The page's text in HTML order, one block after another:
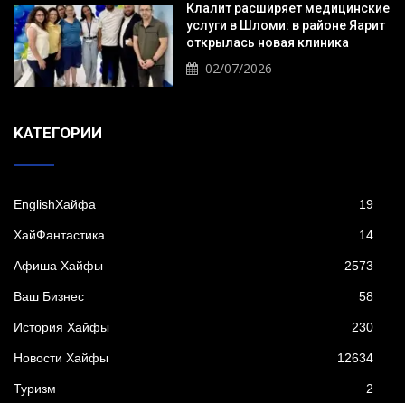
Клалит расширяет медицинские
услуги в Шломи: в районе Яарит
открылась новая клиника
02/07/2026
KАТЕГОРИИ
EnglishХайфа 19
XайФантастика 14
Афиша Хайфы 2573
Ваш Бизнес 58
История Хайфы 230
Новости Хайфы 12634
Туризм 2